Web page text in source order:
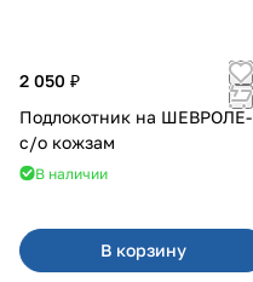
2 050 ₽
Подлокотник на ШЕВРОЛЕ-
с/о кожзам
В наличии
В корзину